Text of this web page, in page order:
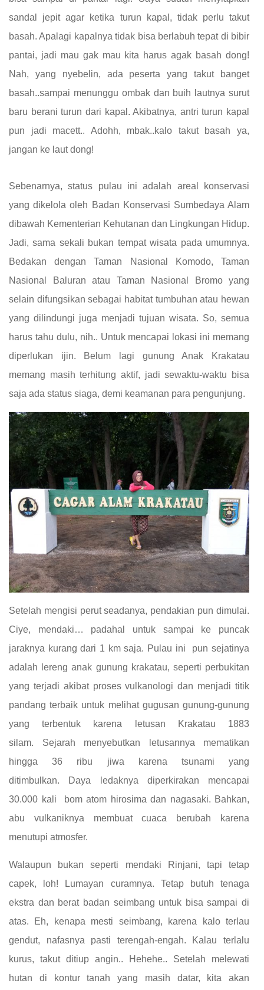
sandal jepit agar ketika turun kapal, tidak perlu takut
basah. Apalagi kapalnya tidak bisa berlabuh tepat di bibir
pantai, jadi mau gak mau kita harus agak basah dong!
Nah, yang nyebelin, ada peserta yang takut banget
basah..sampai menunggu ombak dan buih lautnya surut
baru berani turun dari kapal. Akibatnya, antri turun kapal
pun jadi macett.. Adohh, mbak..kalo takut basah ya,
jangan ke laut dong!
Sebenarnya, status pulau ini adalah areal konservasi
yang dikelola oleh Badan Konservasi Sumbedaya Alam
dibawah Kementerian Kehutanan dan Lingkungan Hidup.
Jadi, sama sekali bukan tempat wisata pada umumnya.
Bedakan dengan Taman Nasional Komodo, Taman
Nasional Baluran atau Taman Nasional Bromo yang
selain difungsikan sebagai habitat tumbuhan atau hewan
yang dilindungi juga menjadi tujuan wisata. So, semua
harus tahu dulu, nih.. Untuk mencapai lokasi ini memang
diperlukan ijin. Belum lagi gunung Anak Krakatau
memang masih terhitung aktif, jadi sewaktu-waktu bisa
saja ada status siaga, demi keamanan para pengunjung.
Setelah mengisi perut seadanya, pendakian pun dimulai.
Ciye, mendaki… padahal untuk sampai ke puncak
jaraknya kurang dari 1 km saja. Pulau ini pun sejatinya
adalah lereng anak gunung krakatau, seperti perbukitan
yang terjadi akibat proses vulkanologi dan menjadi titik
pandang terbaik untuk melihat gugusan gunung-gunung
yang terbentuk karena letusan Krakatau 1883
silam. Sejarah menyebutkan letusannya mematikan
hingga 36 ribu jiwa karena tsunami yang
ditimbulkan. Daya ledaknya diperkirakan mencapai
30.000 kali bom atom hirosima dan nagasaki. Bahkan,
abu vulkaniknya membuat cuaca berubah karena
menutupi atmosfer.
Walaupun bukan seperti mendaki Rinjani, tapi tetap
capek, loh! Lumayan curamnya. Tetap butuh tenaga
ekstra dan berat badan seimbang untuk bisa sampai di
atas. Eh, kenapa mesti seimbang, karena kalo terlau
gendut, nafasnya pasti terengah-engah. Kalau terlalu
kurus, takut ditiup angin.. Hehehe.. Setelah melewati
hutan di kontur tanah yang masih datar, kita akan